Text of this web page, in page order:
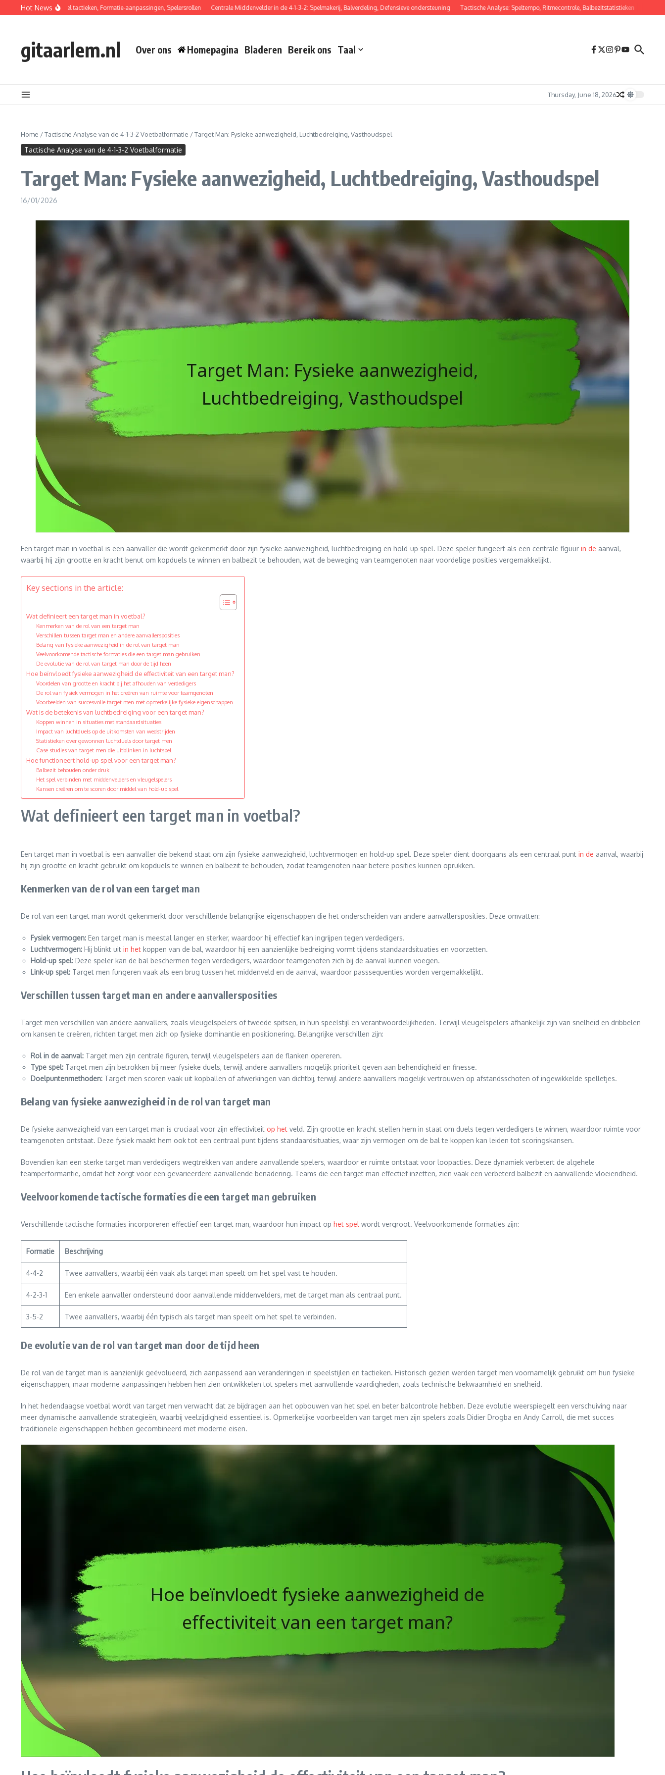
Skip to content
Hot News
2 Formatie: Balherstel tactieken, Formatie-aanpassingen, Spelersrollen Centrale Middenvelder in de 4-1-3-2: Spelmakerij, Balverdeling, Defensieve ondersteuning Tactische Analyse: Speltempo, Ritmecontrole, Balbezitstatistieken
gitaarlem.nl Over ons Homepagina Bladeren Bereik ons Taal
Thursday, June 18, 2026
Home /Tactische Analyse van de 4-1-3-2 Voetbalformatie /Target Man: Fysieke aanwezigheid, Luchtbedreiging, Vasthoudspel
Tactische Analyse van de 4-1-3-2 Voetbalformatie
Target Man: Fysieke aanwezigheid, Luchtbedreiging, Vasthoudspel
16/01/2026
Een target man in voetbal is een aanvaller die wordt gekenmerkt door zijn fysieke aanwezigheid, luchtbedreiging en hold-up spel. Deze speler fungeert als een centrale figuur in de aanval,
waarbij hij zijn grootte en kracht benut om kopduels te winnen en balbezit te behouden, wat de beweging van teamgenoten naar voordelige posities vergemakkelijkt.
Key sections in the article:
Wat definieert een target man in voetbal?
Kenmerken van de rol van een target man
Verschillen tussen target man en andere aanvallersposities
Belang van fysieke aanwezigheid in de rol van target man
Veelvoorkomende tactische formaties die een target man gebruiken
De evolutie van de rol van target man door de tijd heen
Hoe beïnvloedt fysieke aanwezigheid de effectiviteit van een target man?
Voordelen van grootte en kracht bij het afhouden van verdedigers
De rol van fysiek vermogen in het creëren van ruimte voor teamgenoten
Voorbeelden van succesvolle target men met opmerkelijke fysieke eigenschappen
Wat is de betekenis van luchtbedreiging voor een target man?
Koppen winnen in situaties met standaardsituaties
Impact van luchtduels op de uitkomsten van wedstrijden
Statistieken over gewonnen luchtduels door target men
Case studies van target men die uitblinken in luchtspel
Hoe functioneert hold-up spel voor een target man?
Balbezit behouden onder druk
Het spel verbinden met middenvelders en vleugelspelers
Kansen creëren om te scoren door middel van hold-up spel
Wat definieert een target man in voetbal?
Een target man in voetbal is een aanvaller die bekend staat om zijn fysieke aanwezigheid, luchtvermogen en hold-up spel. Deze speler dient doorgaans als een centraal punt in de aanval, waarbij
hij zijn grootte en kracht gebruikt om kopduels te winnen en balbezit te behouden, zodat teamgenoten naar betere posities kunnen oprukken.
Kenmerken van de rol van een target man
De rol van een target man wordt gekenmerkt door verschillende belangrijke eigenschappen die het onderscheiden van andere aanvallersposities. Deze omvatten:
Fysiek vermogen: Een target man is meestal langer en sterker, waardoor hij effectief kan ingrijpen tegen verdedigers.
Luchtvermogen: Hij blinkt uit in het koppen van de bal, waardoor hij een aanzienlijke bedreiging vormt tijdens standaardsituaties en voorzetten.
Hold-up spel: Deze speler kan de bal beschermen tegen verdedigers, waardoor teamgenoten zich bij de aanval kunnen voegen.
Link-up spel: Target men fungeren vaak als een brug tussen het middenveld en de aanval, waardoor passsequenties worden vergemakkelijkt.
Verschillen tussen target man en andere aanvallersposities
Target men verschillen van andere aanvallers, zoals vleugelspelers of tweede spitsen, in hun speelstijl en verantwoordelijkheden. Terwijl vleugelspelers afhankelijk zijn van snelheid en dribbelen
om kansen te creëren, richten target men zich op fysieke dominantie en positionering. Belangrijke verschillen zijn:
Rol in de aanval: Target men zijn centrale figuren, terwijl vleugelspelers aan de flanken opereren.
Type spel: Target men zijn betrokken bij meer fysieke duels, terwijl andere aanvallers mogelijk prioriteit geven aan behendigheid en finesse.
Doelpuntenmethoden: Target men scoren vaak uit kopballen of afwerkingen van dichtbij, terwijl andere aanvallers mogelijk vertrouwen op afstandsschoten of ingewikkelde spelletjes.
Belang van fysieke aanwezigheid in de rol van target man
De fysieke aanwezigheid van een target man is cruciaal voor zijn effectiviteit op het veld. Zijn grootte en kracht stellen hem in staat om duels tegen verdedigers te winnen, waardoor ruimte voor
teamgenoten ontstaat. Deze fysiek maakt hem ook tot een centraal punt tijdens standaardsituaties, waar zijn vermogen om de bal te koppen kan leiden tot scoringskansen.
Bovendien kan een sterke target man verdedigers wegtrekken van andere aanvallende spelers, waardoor er ruimte ontstaat voor loopacties. Deze dynamiek verbetert de algehele
teamperformantie, omdat het zorgt voor een gevarieerdere aanvallende benadering. Teams die een target man effectief inzetten, zien vaak een verbeterd balbezit en aanvallende vloeiendheid.
Veelvoorkomende tactische formaties die een target man gebruiken
Verschillende tactische formaties incorporeren effectief een target man, waardoor hun impact op het spel wordt vergroot. Veelvoorkomende formaties zijn:
Formatie Beschrijving
4-4-2 Twee aanvallers, waarbij één vaak als target man speelt om het spel vast te houden.
4-2-3-1 Een enkele aanvaller ondersteund door aanvallende middenvelders, met de target man als centraal punt.
3-5-2 Twee aanvallers, waarbij één typisch als target man speelt om het spel te verbinden.
De evolutie van de rol van target man door de tijd heen
De rol van de target man is aanzienlijk geëvolueerd, zich aanpassend aan veranderingen in speelstijlen en tactieken. Historisch gezien werden target men voornamelijk gebruikt om hun fysieke
eigenschappen, maar moderne aanpassingen hebben hen zien ontwikkelen tot spelers met aanvullende vaardigheden, zoals technische bekwaamheid en snelheid.
In het hedendaagse voetbal wordt van target men verwacht dat ze bijdragen aan het opbouwen van het spel en beter balcontrole hebben. Deze evolutie weerspiegelt een verschuiving naar
meer dynamische aanvallende strategieën, waarbij veelzijdigheid essentieel is. Opmerkelijke voorbeelden van target men zijn spelers zoals Didier Drogba en Andy Carroll, die met succes
traditionele eigenschappen hebben gecombineerd met moderne eisen.